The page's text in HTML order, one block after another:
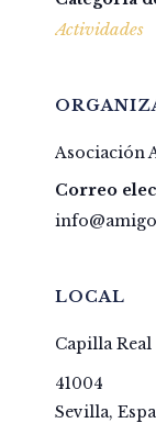
Actividades
Asociación
Correo
LOCAL
Capilla
41004
Sevilla,